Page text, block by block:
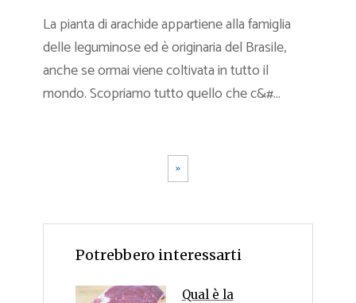
La pianta di arachide appartiene alla famiglia
delle leguminose ed è originaria del Brasile,
anche se ormai viene coltivata in tutto il
mondo. Scopriamo tutto quello che c&#...
»
Potrebbero interessarti
Qual è la